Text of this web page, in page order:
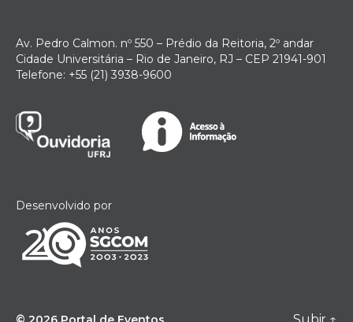
Av. Pedro Calmon. nº 550 – Prédio da Reitoria, 2º andar
Cidade Universitária – Rio de Janeiro, RJ – CEP 21941-901
Telefone: +55 (21) 3938-9600
Desenvolvido por